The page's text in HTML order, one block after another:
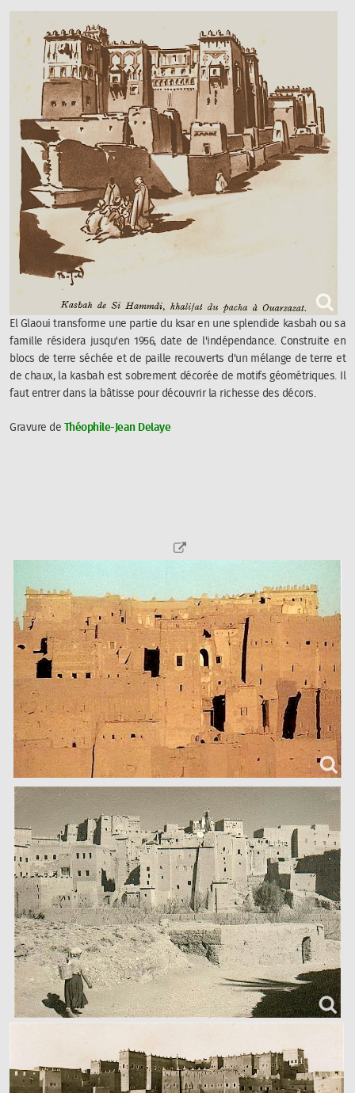
El Glaoui transforme une partie du ksar en une splendide kasbah ou sa
famille résidera jusqu'en 1956, date de l'indépendance. Construite en
blocs de terre séchée et de paille recouverts d'un mélange de terre et
de chaux, la kasbah est sobrement décorée de motifs géométriques. Il
faut entrer dans la bâtisse pour découvrir la richesse des décors.
Gravure deThéophile-Jean Delaye